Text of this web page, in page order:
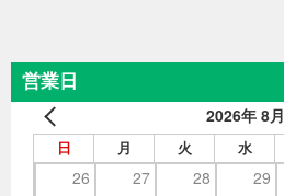
営業日
2026年 8月
日 月 火 水
26 27 28 29